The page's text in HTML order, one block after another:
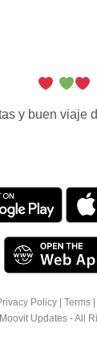
y buen viaje
Policy Terms
Updates - All